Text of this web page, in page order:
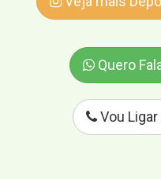
Quero
Vou Ligar